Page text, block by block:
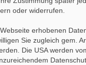
oder widerrufen.
erhobenen
Sie zugleich gem.
Die USA werden